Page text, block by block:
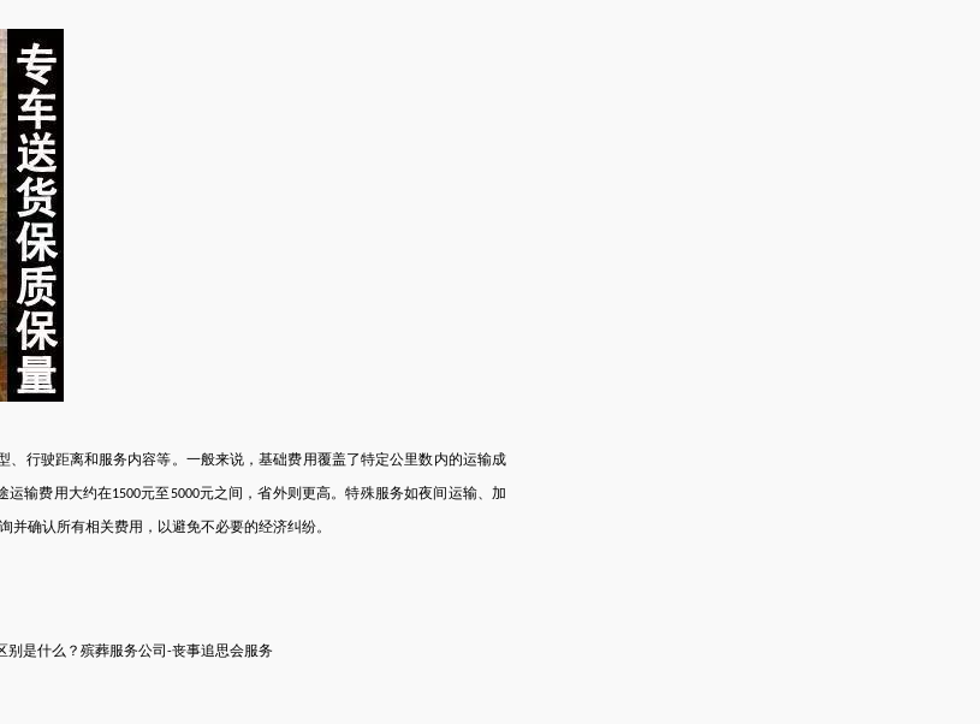
、行驶距离和服务内容等。一般来说，基础费用覆盖了特定公里数内的运输成
运输费用大约在1500元至5000元之间，省外则更高。特殊服务如夜间运输、加
确认所有相关费用，以避免不必要的经济纠纷。
别是什么 ？ 殡葬服务公司-丧事追思会服务